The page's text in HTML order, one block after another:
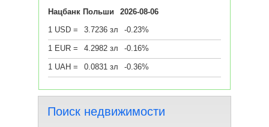
Нацбанк Польши
2026-08-06
1 USD =
3.7236 зл -0.23%
1 EUR = 4.2982 зл -0.16%
1 UAH = 0.0831 зл -0.36%
Поиск недвижимости